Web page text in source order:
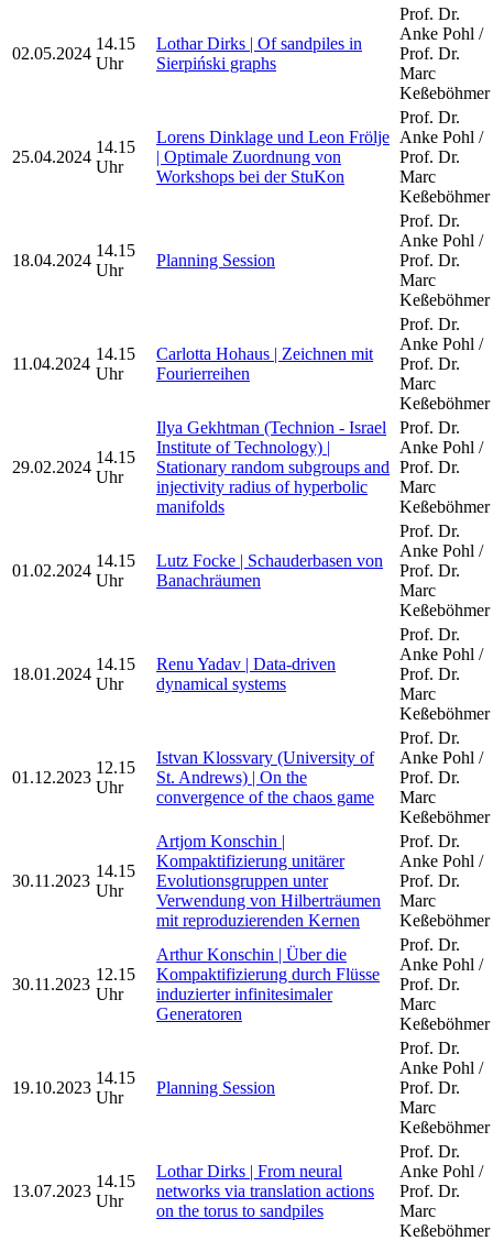
02.05.2024
14.15
Uhr
Lothar Dirks | Of sandpiles in
Sierpiński graphs
Prof. Dr.
Anke Pohl /
Prof. Dr.
Marc
Keßeböhmer
25.04.2024
14.15
Uhr
Lorens Dinklage und Leon Frölje
| Optimale Zuordnung von
Workshops bei der StuKon
Prof. Dr.
Anke Pohl /
Prof. Dr.
Marc
Keßeböhmer
18.04.2024
14.15
Uhr
Planning Session
Prof. Dr.
Anke Pohl /
Prof. Dr.
Marc
Keßeböhmer
11.04.2024
14.15
Uhr
Carlotta Hohaus | Zeichnen mit
Fourierreihen
Prof. Dr.
Anke Pohl /
Prof. Dr.
Marc
Keßeböhmer
29.02.2024
14.15
Uhr
Ilya Gekhtman (Technion - Israel
Institute of Technology) |
Stationary random subgroups and
injectivity radius of hyperbolic
manifolds
Prof. Dr.
Anke Pohl /
Prof. Dr.
Marc
Keßeböhmer
01.02.2024
14.15
Uhr
Lutz Focke | Schauderbasen von
Banachräumen
Prof. Dr.
Anke Pohl /
Prof. Dr.
Marc
Keßeböhmer
18.01.2024
14.15
Uhr
Renu Yadav | Data-driven
dynamical systems
Prof. Dr.
Anke Pohl /
Prof. Dr.
Marc
Keßeböhmer
01.12.2023
12.15
Uhr
Istvan Klossvary (University of
St. Andrews) | On the
convergence of the chaos game
Prof. Dr.
Anke Pohl /
Prof. Dr.
Marc
Keßeböhmer
30.11.2023
14.15
Uhr
Artjom Konschin |
Kompaktifizierung unitärer
Evolutionsgruppen unter
Verwendung von Hilberträumen
mit reproduzierenden Kernen
Prof. Dr.
Anke Pohl /
Prof. Dr.
Marc
Keßeböhmer
30.11.2023
12.15
Uhr
Arthur Konschin | Über die
Kompaktifizierung durch Flüsse
induzierter infinitesimaler
Generatoren
Prof. Dr.
Anke Pohl /
Prof. Dr.
Marc
Keßeböhmer
19.10.2023
14.15
Uhr
Planning Session
Prof. Dr.
Anke Pohl /
Prof. Dr.
Marc
Keßeböhmer
13.07.2023
14.15
Uhr
Lothar Dirks | From neural
networks via translation actions
on the torus to sandpiles
Prof. Dr.
Anke Pohl /
Prof. Dr.
Marc
Keßeböhmer